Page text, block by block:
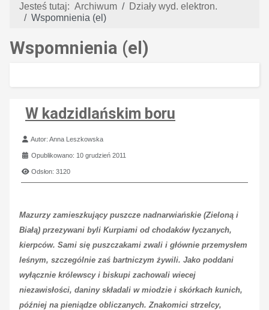
Jesteś tutaj: Archiwum
Działy wyd. elektron.
Wspomnienia (el)
Wspomnienia (el)
W kadzidlańskim boru
Szczegóły
Autor:Anna Leszkowska
Opublikowano: 10 grudzień 2011
Odsłon: 3120
Mazurzy zamieszkujący puszcze nadnarwiańskie (Zieloną i
Białą) przezywani byli Kurpiami od chodaków łyczanych,
kierpców. Sami się puszczakami zwali i głównie przemysłem
leśnym, szczególnie zaś bartniczym żywili. Jako poddani
wyłącznie królewscy i biskupi zachowali wiecej
niezawisłości, daniny składali w miodzie i skórkach kunich,
później na pieniądze obliczanych. Znakomici strzelcy,